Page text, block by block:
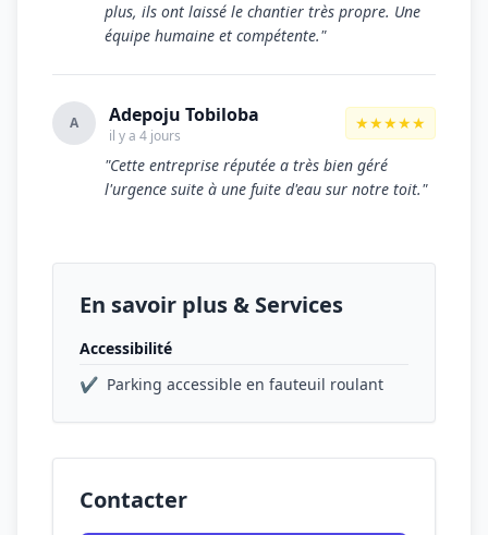
plus, ils ont laissé le chantier très propre. Une
équipe humaine et compétente."
A Adepoju Tobiloba
il y a 4 jours
★★★★★
"Cette entreprise réputée a très bien géré
l'urgence suite à une fuite d'eau sur notre toit."
En savoir plus & Services
Accessibilité
✔ Parking accessible en fauteuil roulant
Contacter